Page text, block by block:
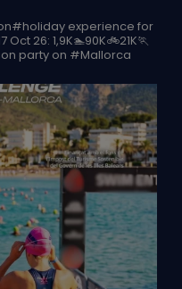
experience for
Oct 26: 1,9K🏊90K🚲21K🏃
party on #Mallorca